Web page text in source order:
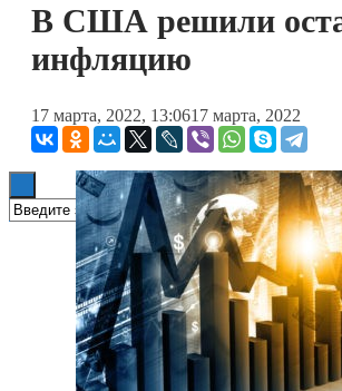
Книги
В США решили
инфляцию
17 марта, 2022, 13:0617 марта, 2022